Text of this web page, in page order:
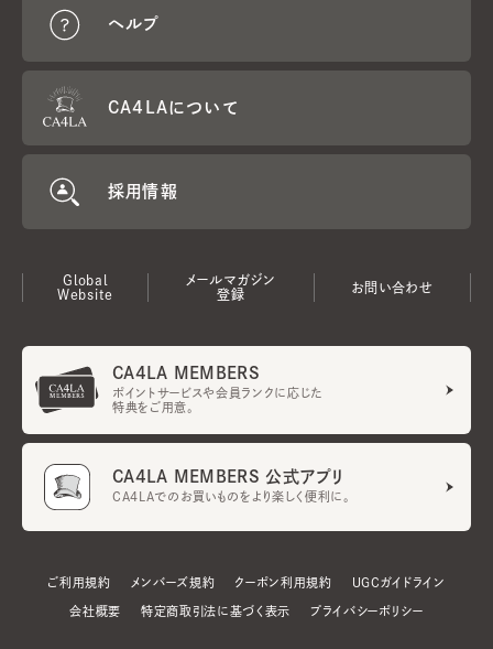
ヘルプ
CA4LAについて
採用情報
Global
Website
メールマガジン
登録
お問い合わせ
CA4LA MEMBERS
ポイントサービスや会員ランクに応じた
特典をご用意。
CA4LA MEMBERS 公式アプリ
CA4LAでのお買いものをより楽しく便利に。
ご利用規約 メンバーズ規約 クーポン利用規約 UGCガイドライン
会社概要 特定商取引法に基づく表示 プライバシーポリシー